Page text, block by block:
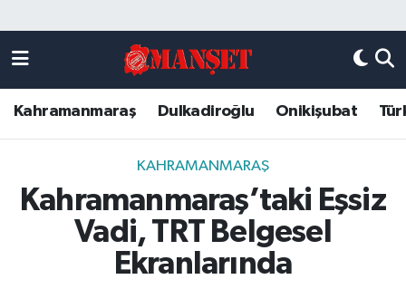
Kahramanmaraş Dulkadiroğlu Onikişubat
KAHRAMANMARAŞ
Kahramanmaraş’taki Eşsiz
Vadi, TRT Belgesel
Ekranlarında
DULKADİROĞLU
KAHRAMANMARAŞ
ONİKİŞUBAT
ÖZEL HABER
Kahramanmaraş Nöbetçi Eczaneler
Kahramanmaraş Hava Durumu
Kahramanmaraş Trafik Yoğunluk Haritası
Süper Lig Puan Durumu ve Fikstür
Tüm Manşetler